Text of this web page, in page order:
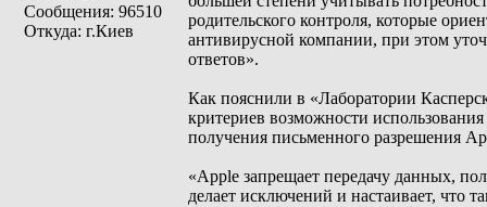
Сообщения: 96510
Откуда: г.Киев
родительского контроля, которые
антивирусной компании, при этом
ответов».
Как пояснили в «Лаборатории
критериев возможности
получения письменного разрешения
«Apple запрещает передачу данных,
делает исключений и настаивает, что